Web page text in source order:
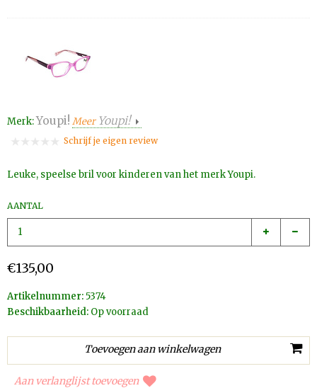
Merk:Youpi! Meer Youpi!
Schrijf je eigen review
Leuke, speelse bril voor kinderen van het merk Youpi.
AANTAL
€135,00
Artikelnummer:5374
Beschikbaarheid: Op voorraad
Aan verlanglijst toevoegen